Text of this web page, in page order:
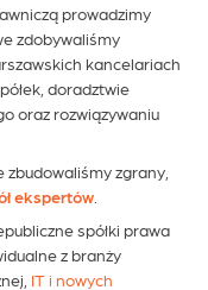
prowadzimy
zdobywaliśmy
kancelariach
doradztwie
oraz rozwiązywaniu
zgrany,
ekspertów
spółki prawa
z branży
IT i nowych